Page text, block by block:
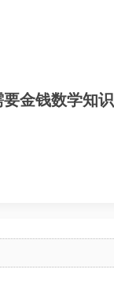
金钱数学知